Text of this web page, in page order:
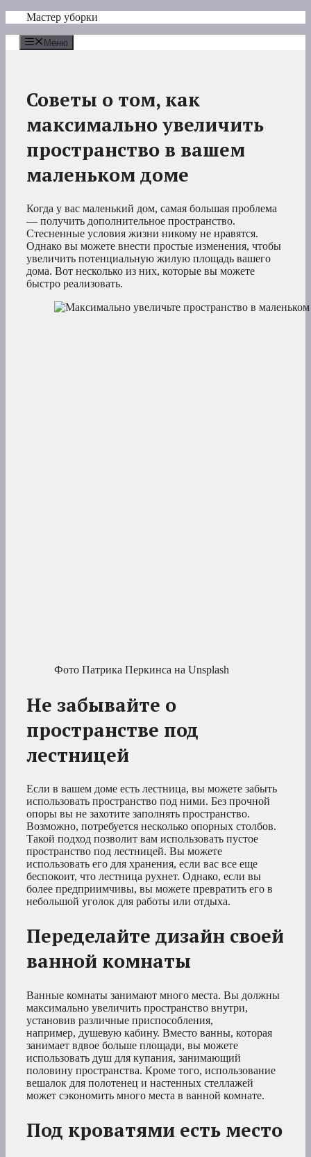
Перейти
содержимому
Мастер уборки
Меню
Советы о том, как
максимально увеличить
пространство в вашем
маленьком доме
Когда у вас маленький дом, самая большая проблема
— получить дополнительное пространство.
Стесненные условия жизни никому не нравятся.
Однако вы можете внести простые изменения, чтобы
увеличить потенциальную жилую площадь вашего
дома. Вот несколько из них, которые вы можете
быстро реализовать.
Фото Патрика Перкинса на Unsplash
Не забывайте о
пространстве под
лестницей
Если в вашем доме есть лестница, вы можете забыть
использовать пространство под ними. Без прочной
опоры вы не захотите заполнять пространство.
Возможно, потребуется несколько опорных столбов.
Такой подход позволит вам использовать пустое
пространство под лестницей. Вы можете
использовать его для хранения, если вас все еще
беспокоит, что лестница рухнет. Однако, если вы
более предприимчивы, вы можете превратить его в
небольшой уголок для работы или отдыха.
Переделайте дизайн своей
ванной комнаты
Ванные комнаты занимают много места. Вы должны
максимально увеличить пространство внутри,
установив различные приспособления,
например, душевую кабину. Вместо ванны, которая
занимает вдвое больше площади, вы можете
использовать душ для купания, занимающий
половину пространства. Кроме того, использование
вешалок для полотенец и настенных стеллажей
может сэкономить много места в ванной комнате.
Под кроватями есть место